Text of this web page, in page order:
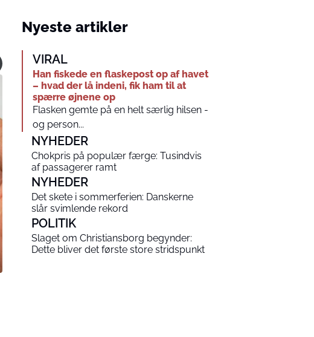
Nyeste artikler
VIRAL
Han fiskede en flaskepost op af havet
– hvad der lå indeni, fik ham til at
spærre øjnene op
Flasken gemte på en helt særlig hilsen -
og person...
NYHEDER
Chokpris på populær færge: Tusindvis
af passagerer ramt
NYHEDER
Det skete i sommerferien: Danskerne
slår svimlende rekord
POLITIK
Slaget om Christiansborg begynder:
Dette bliver det første store stridspunkt